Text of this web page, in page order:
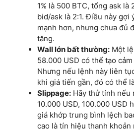
1% là 500 BTC, tổng ask là
bid/ask là 2:1. Điều này gợi
mạnh hơn, nhưng chưa đủ
tăng.
Wall lớn bất thường: Một
58.000 USD có thể tạo
Nhưng nếu lệnh này liên
khi giá tiến gần, đó có thể
Slippage: Hãy thử tính nếu
10.000 USD, 100.000 USD
giá khớp trung bình lệch
cao là tín hiệu thanh khoản